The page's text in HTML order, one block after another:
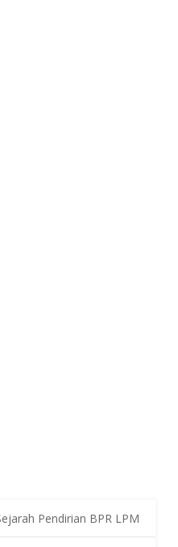
Pendirian BPR LPM